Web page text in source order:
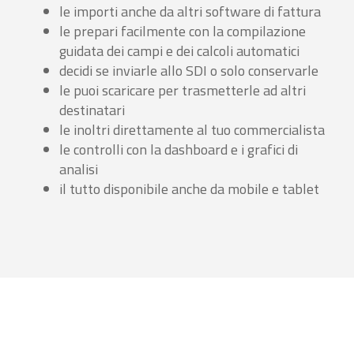
le importi anche da altri software di fattura
le prepari facilmente con la compilazione
guidata dei campi e dei calcoli automatici
decidi se inviarle allo SDI o solo conservarle
le puoi scaricare per trasmetterle ad altri
destinatari
le inoltri direttamente al tuo commercialista
le controlli con la dashboard e i grafici di
analisi
il tutto disponibile anche da mobile e tablet